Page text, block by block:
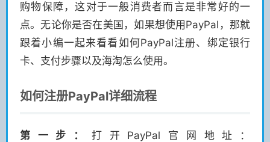
购物保障，这对于一般消费者而言是非常好的一
点。无论你是否在美国，如果想使用PayPal，那就
跟着小编一起来看看如何PayPal注册、绑定银行
卡、支付步骤以及海淘怎么使用。
如何注册PayPal详细流程
第一步： 打开PayPal官网地址：